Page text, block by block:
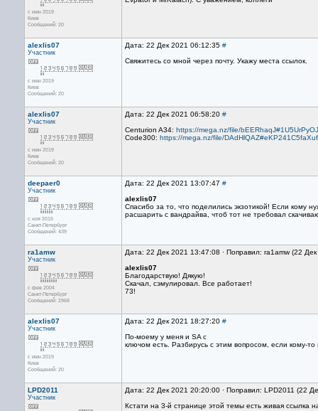
с июн 2019
Киев
Сообщений: 20
alexlis07
Участник
с июн 2019
Киев
Сообщений: 20
Дата: 22 Дек 2021 06:12:35 #
Cвяжитесь со мной через почту. Укажу места ссылок.
alexlis07
Участник
с июн 2019
Киев
Сообщений: 20
Дата: 22 Дек 2021 06:58:20 #
Centurion A34: https://mega.nz/file/
Code300: https://mega.nz/file/
deepaer0
Участник
с ноя 2015
Санкт-Петербург
Сообщений: 439
Дата: 22 Дек 2021 13:07:47 #
alexlis07
Спасибо за то, что поделились экзотикой! Если кому
расшарить с вандрайва, чтоб тот не требовал
ra1amw
Участник
с фев 2004
Санкт-Петербург
Сообщений: 2968
Дата: 22 Дек 2021 13:47:08 · Поправил: ra1amw (22
alexlis07
Благодарствую! Дякую!
Скачал, сэмулировал. Все работает!
73!
alexlis07
Участник
с июн 2019
Киев
Сообщений: 20
Дата: 22 Дек 2021 18:27:20 #
По-моему у меня и SA с
ключом есть. Разбирусь с этим вопросом, если кому-то
LPD2011
Участник
Дата: 22 Дек 2021 20:20:00 · Поправил: LPD2011 (22
Кстати на 3-й странице этой темы есть живая ссылка